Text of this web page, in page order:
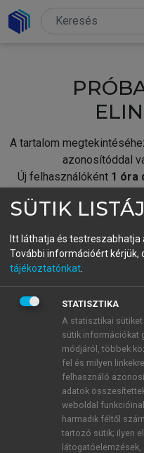
A tartalom
azonosítóddal
Új felhasználóként 1 óra
fiókoddal,
A regisztráció után a
BELÉPÉS SAJÁT
ÚJ FIÓK
1 óra díjmentes
E-MAIL-CÍM
SÜTIK
Itt láthatja és
További információért kérjük,
tájékoztatónkat
STATISZTIKA
A statisztikai sütiket
sütik információkat
módjáról, többek
fel és milyen
felhasználó
adatok
weboldal
harmadik féltől
tartozó sütik; ilyen